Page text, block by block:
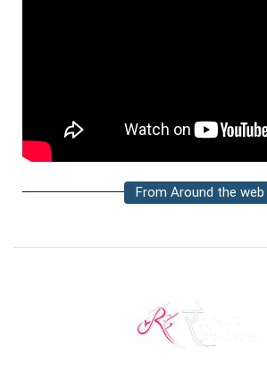
From Around the web